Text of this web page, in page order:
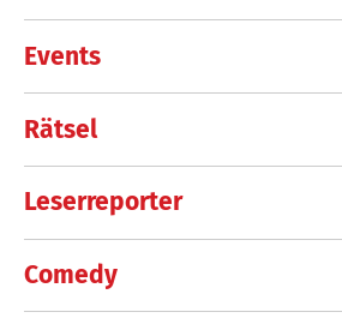
Events
Rätsel
Leserreporter
Comedy